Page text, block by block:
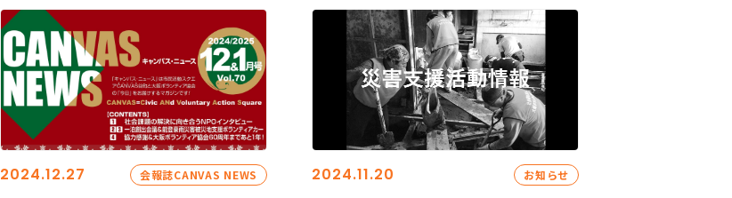
2024.12.27 会報誌CANVAS NEWS 2024.11.20 お知らせ